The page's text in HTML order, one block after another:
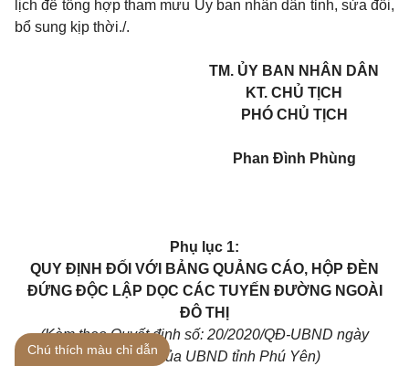
lịch để tổng hợp tham mưu Ủy ban nhân dân tỉnh, sửa đổi,
bổ sung kịp thời./.
TM. ỦY BAN NHÂN DÂN
KT. CHỦ TỊCH
PHÓ CHỦ TỊCH
Phan Đình Phùng
Phụ lục 1:
QUY ĐỊNH ĐỐI VỚI BẢNG QUẢNG CÁO, HỘP ĐÈN
ĐỨNG ĐỘC LẬP DỌC CÁC TUYẾN ĐƯỜNG NGOÀI
ĐÔ THỊ
(Kèm theo Quyết định số: 20/2020/QĐ-UBND ngày
05/8/2020 của UBND tỉnh Phú Yên)
Chú thích màu chỉ dẫn